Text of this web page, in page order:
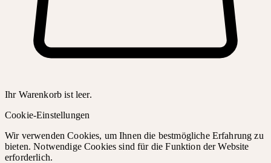
Ihr Warenkorb ist leer.
Cookie-Einstellungen
Wir verwenden Cookies, um Ihnen die bestmögliche Erfahrung zu
bieten. Notwendige Cookies sind für die Funktion der Website
erforderlich.